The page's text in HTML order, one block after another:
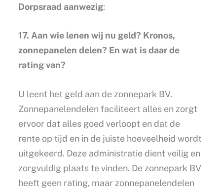
Dorpsraad aanwezig:
17. Aan wie lenen wij nu geld? Kronos,
zonnepanelen delen? En wat is daar de
rating van?
U leent het geld aan de zonnepark BV.
Zonnepanelendelen faciliteert alles en zorgt
ervoor dat alles goed verloopt en dat de
rente op tijd en in de juiste hoeveelheid wordt
uitgekeerd. Deze administratie dient veilig en
zorgvuldig plaats te vinden. De zonnepark BV
heeft geen rating, maar zonnepanelendelen